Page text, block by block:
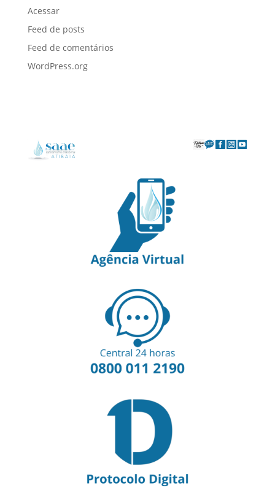
Acessar
Feed de posts
Feed de comentários
WordPress.org